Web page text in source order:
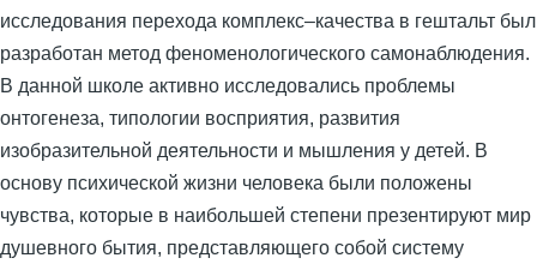
исследования перехода комплекс–качества в гештальт был
разработан метод феноменологического самонаблюдения.
В данной школе активно исследовались проблемы
онтогенеза, типологии восприятия, развития
изобразительной деятельности и мышления у детей. В
основу психической жизни человека были положены
чувства, которые в наибольшей степени презентируют мир
душевного бытия, представляющего собой систему